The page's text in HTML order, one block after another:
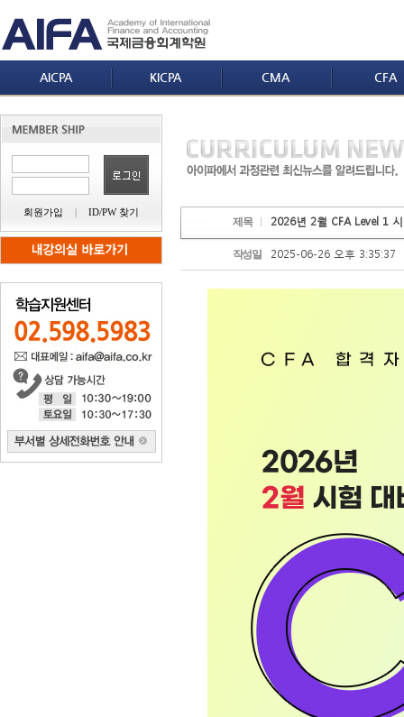
AICPA KICPA CMA CFA
회원가입 | ID/PW 찾기
제목 2026년 2월 CFA Level 1
작성일 2025-06-26 오후 3:35:37